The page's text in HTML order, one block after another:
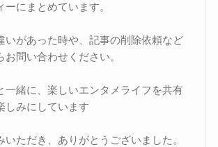
ーにまとめています。
いがあった時や、記事の削除依頼など
お問い合わせください。
一緒に、楽しいエンタメライフを共有
しみにしています
いただき、ありがとうございました。